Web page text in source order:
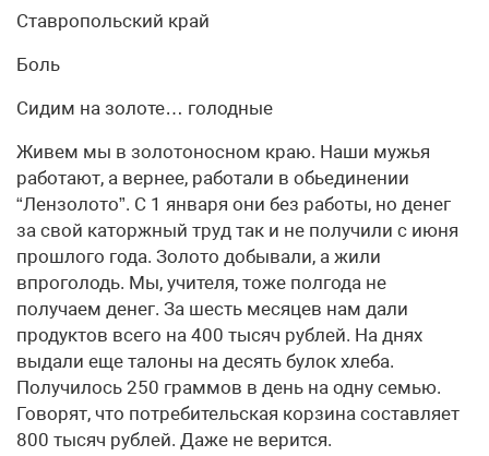
Ставропольский край
Боль
Сидим на золоте… голодные
Живем мы в золотоносном краю. Наши мужья
работают, а вернее, работали в обьединении
“Лензолото”. С 1 января они без работы, но денег
за свой каторжный труд так и не получили с июня
прошлого года. Золото добывали, а жили
впроголодь. Мы, учителя, тоже полгода не
получаем денег. За шесть месяцев нам дали
продуктов всего на 400 тысяч рублей. На днях
выдали еще талоны на десять булок хлеба.
Получилось 250 граммов в день на одну семью.
Говорят, что потребительская корзина составляет
800 тысяч рублей. Даже не верится.